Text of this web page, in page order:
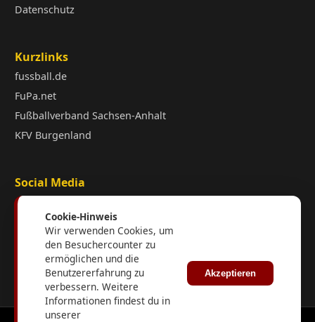
Datenschutz
Kurzlinks
fussball.de
FuPa.net
Fußballverband Sachsen-Anhalt
KFV Burgenland
Social Media
Interner Login
Cookie-Hinweis
Wir verwenden Cookies, um
den Besuchercounter zu
ermöglichen und die
Benutzererfahrung zu
verbessern. Weitere
Informationen findest du in
unserer
Akzeptieren